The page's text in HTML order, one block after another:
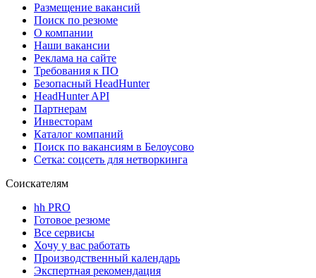
Размещение вакансий
Поиск по резюме
О компании
Наши вакансии
Реклама на сайте
Требования к ПО
Безопасный HeadHunter
HeadHunter API
Партнерам
Инвесторам
Каталог компаний
Поиск по вакансиям в Белоусово
Сетка: соцсеть для нетворкинга
Соискателям
hh PRO
Готовое резюме
Все сервисы
Хочу у вас работать
Производственный календарь
Экспертная рекомендация